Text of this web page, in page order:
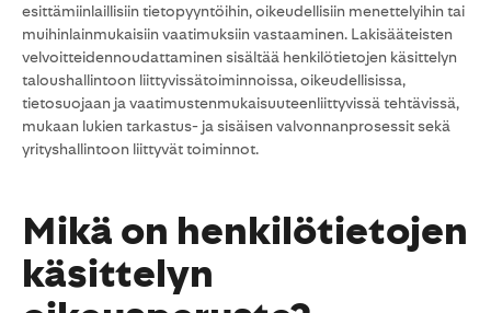
esittämiinlaillisiin tietopyyntöihin, oikeudellisiin menettelyihin tai
muihinlainmukaisiin vaatimuksiin vastaaminen. Lakisääteisten
velvoitteidennoudattaminen sisältää henkilötietojen käsittelyn
taloushallintoon liittyvissätoiminnoissa, oikeudellisissa,
tietosuojaan ja vaatimustenmukaisuuteenliittyvissä tehtävissä,
mukaan lukien tarkastus- ja sisäisen valvonnanprosessit sekä
yrityshallintoon liittyvät toiminnot.
Mikä on henkilötietojen
käsittelyn